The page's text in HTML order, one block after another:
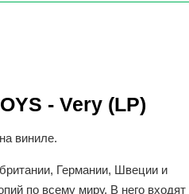
- Very (LP)
виниле.
Германии, Швеции и
по всему миру. В него входят